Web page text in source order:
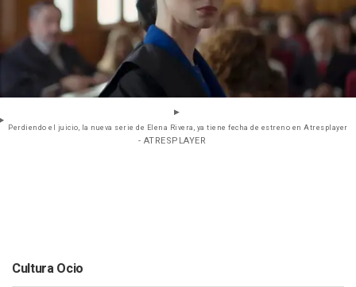
Perdiendo el juicio, la nueva serie de Elena Rivera, ya tiene fecha de estreno en Atresplayer
- ATRESPLAYER
Cultura Ocio